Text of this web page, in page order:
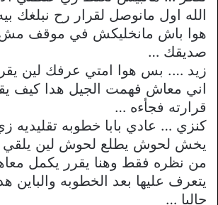
الله اول مانوصل لقرار رح نبلغك
هوا باش مانخليكش في موقف
صديقك …
زيد …. بس هوا امتي عرفك لين
اني معاش فهمت الجيل هدا كيف
قرارته فجأءه …
كنزي … عادي بابا خطوبه
يخش لحوش يطلع لحوش لين يلقي
من نظره فقط وهنا يقرر يكمل
يتعرف عليها بعد الخطوبه والباين
حاليا …